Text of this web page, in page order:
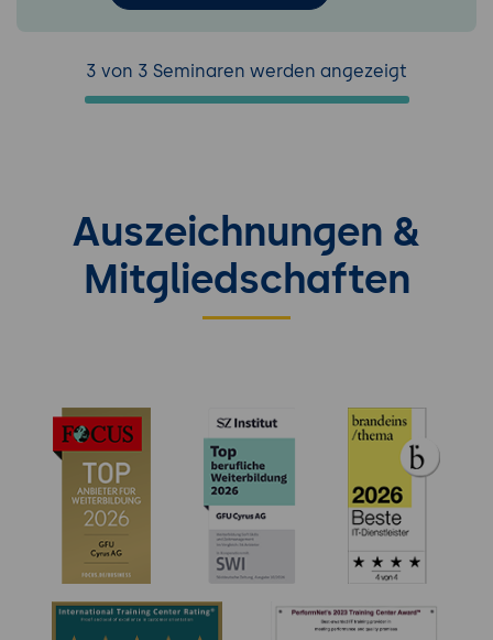
3 von 3 Seminaren werden angezeigt
Auszeichnungen &
Mitgliedschaften